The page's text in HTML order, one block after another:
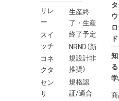
リレ
ー
スイ
ッチ
コネ
クタ
セン
サ
生産終
了・生産
終了予定
NRND（新
規設計非
推奨）
規格認
証/適合
ド
知